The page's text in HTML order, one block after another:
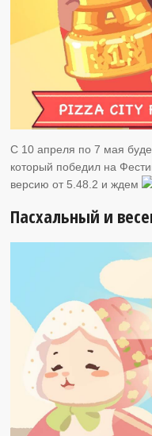
C 10 апреля по 7 мая
который победил на
версию от 5.48.2 и ждем
Пасхальный и